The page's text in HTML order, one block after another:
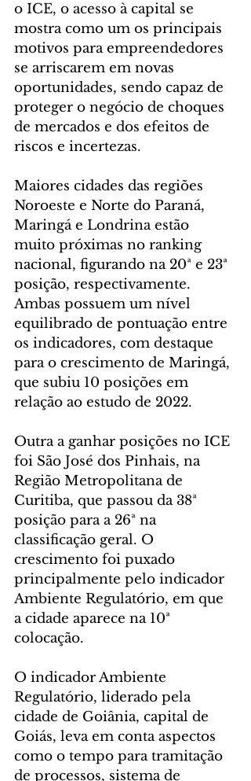
o ICE, o acesso à capital se
mostra como um os principais
motivos para empreendedores
se arriscarem em novas
oportunidades, sendo capaz de
proteger o negócio de choques
de mercados e dos efeitos de
riscos e incertezas.
Maiores cidades das regiões
Noroeste e Norte do Paraná,
Maringá e Londrina estão
muito próximas no ranking
nacional, figurando na 20ª e 23ª
posição, respectivamente.
Ambas possuem um nível
equilibrado de pontuação entre
os indicadores, com destaque
para o crescimento de Maringá,
que subiu 10 posições em
relação ao estudo de 2022.
Outra a ganhar posições no ICE
foi São José dos Pinhais, na
Região Metropolitana de
Curitiba, que passou da 38ª
posição para a 26ª na
classificação geral. O
crescimento foi puxado
principalmente pelo indicador
Ambiente Regulatório, em que
a cidade aparece na 10ª
colocação.
O indicador Ambiente
Regulatório, liderado pela
cidade de Goiânia, capital de
Goiás, leva em conta aspectos
como o tempo para tramitação
de processos, sistema de